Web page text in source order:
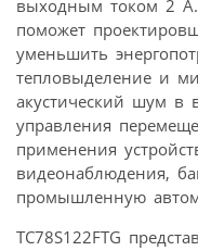
выходным током 2 А.
поможет
уменьшить
тепловыделение и
акустический шум в
управления
применения
видеонаблюдения,
промышленную
TC78S122FTG